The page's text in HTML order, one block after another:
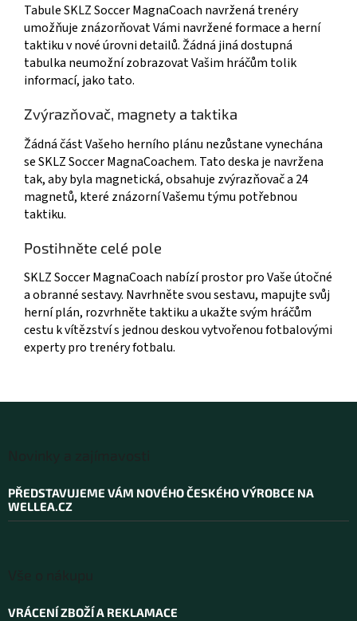
Tabule SKLZ Soccer MagnaCoach navržená trenéry
umožňuje znázorňovat Vámi navržené formace a herní
taktiku v nové úrovni detailů. Žádná jiná dostupná
tabulka neumožní zobrazovat Vašim hráčům tolik
informací, jako tato.
Zvýrazňovač, magnety a taktika
Žádná část Vašeho herního plánu nezůstane vynechána
se SKLZ Soccer MagnaCoachem. Tato deska je navržena
tak, aby byla magnetická, obsahuje zvýrazňovač a 24
magnetů, které znázorní Vašemu týmu potřebnou
taktiku.
Postihněte celé pole
SKLZ Soccer MagnaCoach nabízí prostor pro Vaše útočné
a obranné sestavy. Navrhněte svou sestavu, mapujte svůj
herní plán, rozvrhněte taktiku a ukažte svým hráčům
cestu k vítězství s jednou deskou vytvořenou fotbalovými
experty pro trenéry fotbalu.
PŘEDSTAVUJEME VÁM NOVÉHO ČESKÉHO VÝROBCE NA
WELLEA.CZ
VRÁCENÍ ZBOŽÍ A REKLAMACE